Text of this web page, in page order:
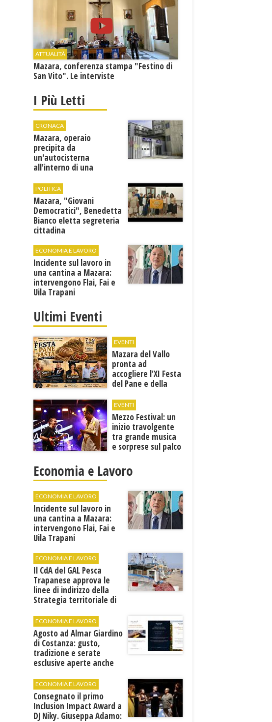
ATTUALITÀ
Mazara, conferenza stampa "Festino di
San Vito". Le interviste
I Più Letti
CRONACA
Mazara, operaio
precipita da
un'autocisterna
all'interno di una
condizioni al "Villa Sofia"
POLITICA
Mazara, "Giovani
Democratici", Benedetta
Bianco eletta segreteria
cittadina
ECONOMIA E LAVORO
Incidente sul lavoro in
una cantina a Mazara:
intervengono Flai, Fai e
Uila Trapani
Ultimi Eventi
EVENTI
Mazara del Vallo
pronta ad
accogliere l'XI Festa
del Pane e della
EVENTI
Mezzo Festival: un
inizio travolgente
tra grande musica
e sorprese sul palco
Economia e Lavoro
ECONOMIA E LAVORO
Incidente sul lavoro in
una cantina a Mazara:
intervengono Flai, Fai e
Uila Trapani
ECONOMIA E LAVORO
Il CdA del GAL Pesca
Trapanese approva le
linee di indirizzo della
Strategia territoriale di
ECONOMIA E LAVORO
Agosto ad Almar Giardino
di Costanza: gusto,
tradizione e serate
esclusive aperte anche
ECONOMIA E LAVORO
Consegnato il primo
Inclusion Impact Award a
DJ Niky. Giuseppa Adamo: